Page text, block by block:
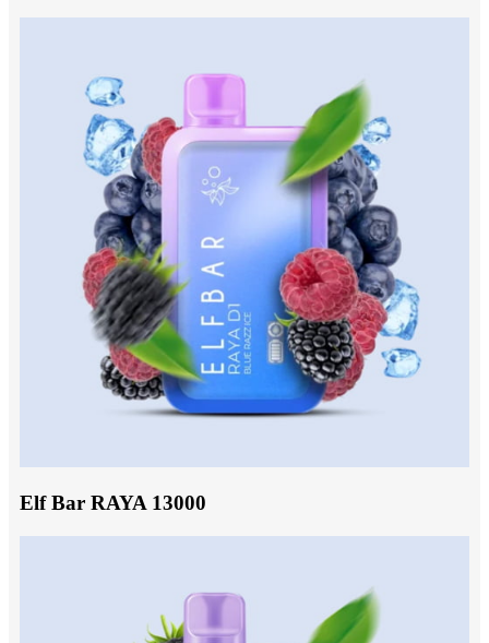
Elf Bar RAYA 13000